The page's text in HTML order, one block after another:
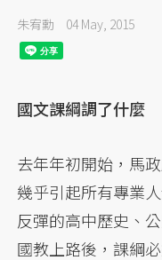
朱宥勳 04 May, 2015
國文課綱調了什麼
去年年初開始，馬
幾乎引起所有專業
反彈的高中歷史、
國教上路後，課綱